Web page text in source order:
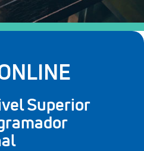
Superior